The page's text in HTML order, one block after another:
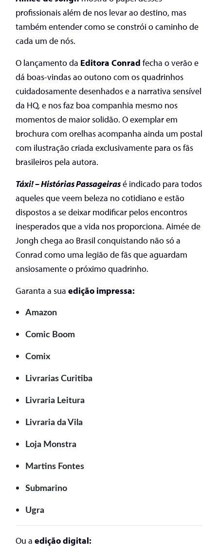
profissionais além de nos levar ao destino, mas
também entender como se constrói o caminho de
cada um de nós.
O lançamento da Editora Conrad fecha o verão e
dá boas-vindas ao outono com os quadrinhos
cuidadosamente desenhados e a narrativa sensível
da HQ, e nos faz boa companhia mesmo nos
momentos de maior solidão. O exemplar em
brochura com orelhas acompanha ainda um postal
com ilustração criada exclusivamente para os fãs
brasileiros pela autora.
Táxi! – Histórias Passageirasé indicado para todos
aqueles que veem beleza no cotidiano e estão
dispostos a se deixar modificar pelos encontros
inesperados que a vida nos proporciona. Aimée de
Jongh chega ao Brasil conquistando não só a
Conrad como uma legião de fãs que aguardam
ansiosamente o próximo quadrinho.
Garanta a sua edição impressa:
Amazon
Comic Boom
Comix
Livrarias Curitiba
Livraria Leitura
Livraria da Vila
Loja Monstra
Martins Fontes
Submarino
Ugra
Ou a edição digital: